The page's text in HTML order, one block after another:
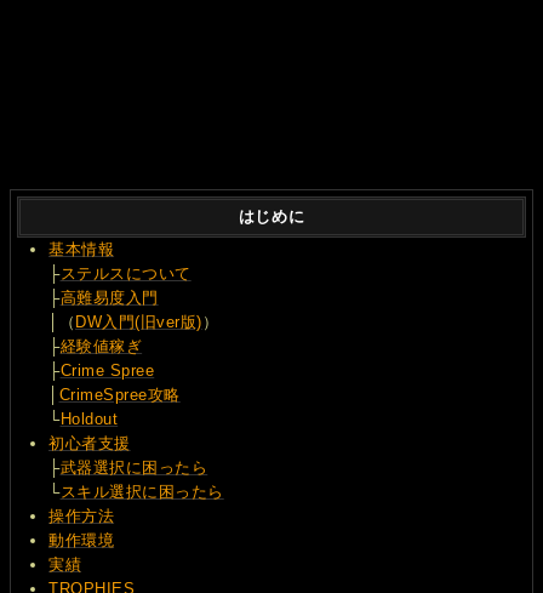
はじめに
基本情報
├ステルスについて
├高難易度入門
│（ DW入門(旧ver版) ）
├経験値稼ぎ
├Crime Spree
CrimeSpree攻略
└Holdout
初心者支援
├武器選択に困ったら
└スキル選択に困ったら
操作方法
動作環境
実績
TROPHIES